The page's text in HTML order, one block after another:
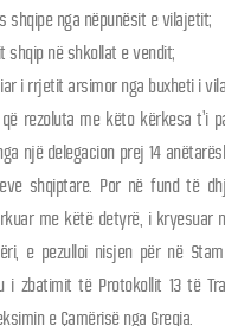
shqipe nga nëpunësit e vilajetit;
në shkollat e vendit;
i rrjetit arsimor nga buxheti i
rezoluta me këto kërkesa t’i
një delegacion prej 14
shqiptare. Por në fund të
me këtë detyrë, i kryesuar
e pezulloi nisjen për në
i zbatimit të Protokollit 13 të
e Çamërisë nga Greqia.